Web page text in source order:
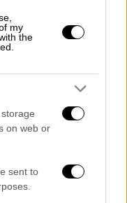
my
the
on web or
sent to
με την
ο Τζακ
τον Σεπτέμβριο
στην
και ότι
υποσμηνία, που
βάση.